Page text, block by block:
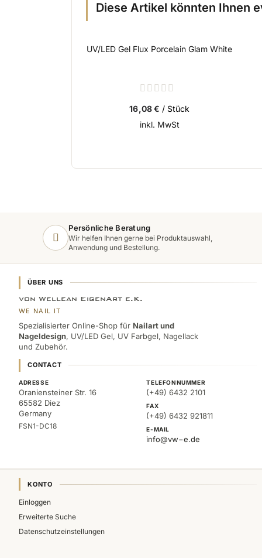
Diese Artikel könnten Ihnen
UV/LED Gel Flux Porcelain Glam White
Rating:
16,08 € / Stück
inkl. MwSt
Persönliche Beratung
Wir helfen Ihnen gerne bei Produktauswahl,
Anwendung und Bestellung.
ÜBER UNS
von Wellean EigenArt e.K.
WE NAIL IT
Spezialisierter Online-Shop für Nailart und
Nageldesign, UV/LED Gel, UV Farbgel, Nagellack
und Zubehör.
CONTACT
ADRESSE
Oraniensteiner Str. 16
65582 Diez
Germany
FSN1-DC18
TELEFONNUMMER
(+49) 6432 2101
FAX
(+49) 6432 921811
E-MAIL
info@vw−e.de
KONTO
Einloggen
Erweiterte Suche
Datenschutzeinstellungen